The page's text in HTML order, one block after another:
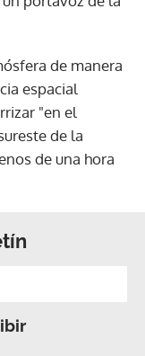
de manera
espacial
"en el
de la
de una hora